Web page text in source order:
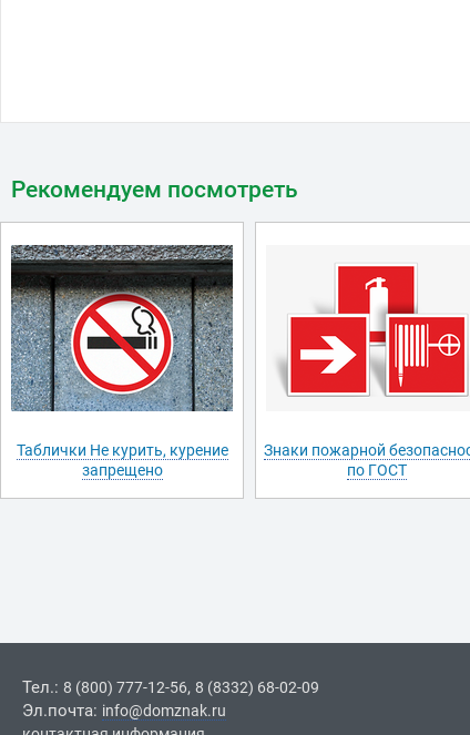
Рекомендуем посмотреть
Таблички Не курить, курение
запрещено
Знаки пожарной
по ГОСТ
Тел.: 8 (800) 777-12-56, 8 (8332) 68-02-09
Эл.почта: info@domznak.ru